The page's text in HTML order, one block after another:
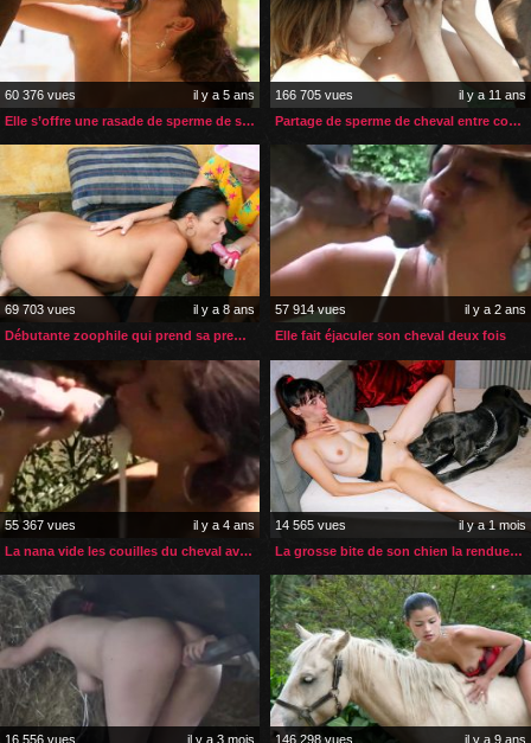
60 376 vues
il y a 5 ans
Elle s’offre une rasade de sperme de son cheval avant le sexe
166 705 vues
il y a 11 ans
Partage de sperme de cheval entre copines
69 703 vues
il y a 8 ans
Débutante zoophile qui prend sa première leçon anale
57 914 vues
il y a 2 ans
Elle fait éjaculer son cheval deux fois
55 367 vues
il y a 4 ans
La nana vide les couilles du cheval avec sa bouche et sa chatte
14 565 vues
il y a 1 mois
La grosse bite de son chien la rendue zoophile
16 556 vues il y a 3 mois 146 298 vues il y a 9 ans